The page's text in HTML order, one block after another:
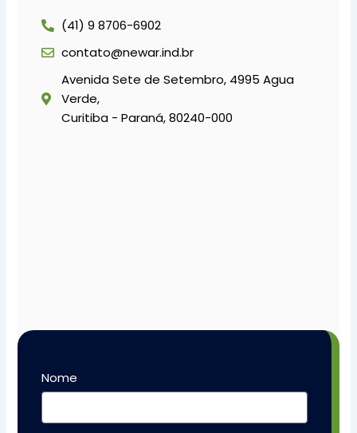
(41) 9 8706-6902
contato@newar.ind.br
Avenida Sete de Setembro, 4995 Agua
Verde,
Curitiba - Paraná, 80240-000
Nome